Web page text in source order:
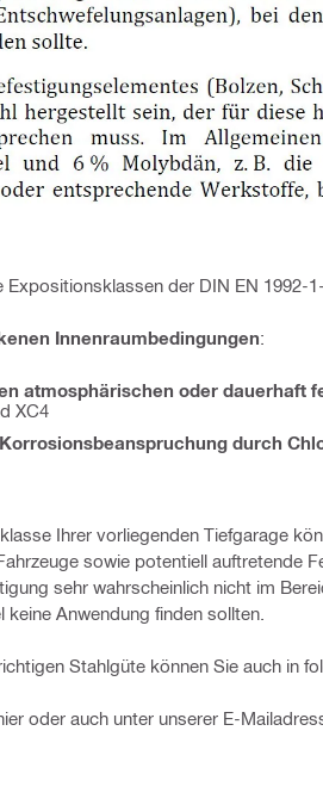
der DIN EN 1992-
Innenraumbedingungen:
atmosphärischen oder dauerhaft
XC4
durch
Ihrer vorliegenden Tiefgarage
sowie potentiell auftretende
sehr wahrscheinlich nicht im
Anwendung finden sollten.
Stahlgüte können Sie auch in
oder auch unter unserer E-